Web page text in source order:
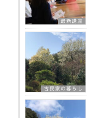
最新講座
古民家の暮らし